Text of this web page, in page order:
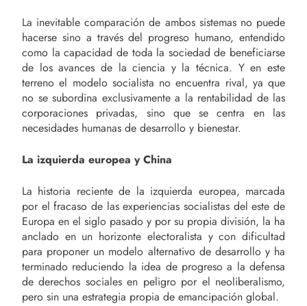
La inevitable comparación de ambos sistemas no puede
hacerse sino a través del progreso humano, entendido
como la capacidad de toda la sociedad de beneficiarse
de los avances de la ciencia y la técnica. Y en este
terreno el modelo socialista no encuentra rival, ya que
no se subordina exclusivamente a la rentabilidad de las
corporaciones privadas, sino que se centra en las
necesidades humanas de desarrollo y bienestar.
La izquierda europea y China
La historia reciente de la izquierda europea, marcada
por el fracaso de las experiencias socialistas del este de
Europa en el siglo pasado y por su propia división, la ha
anclado en un horizonte electoralista y con dificultad
para proponer un modelo alternativo de desarrollo y ha
terminado reduciendo la idea de progreso a la defensa
de derechos sociales en peligro por el neoliberalismo,
pero sin una estrategia propia de emancipación global.